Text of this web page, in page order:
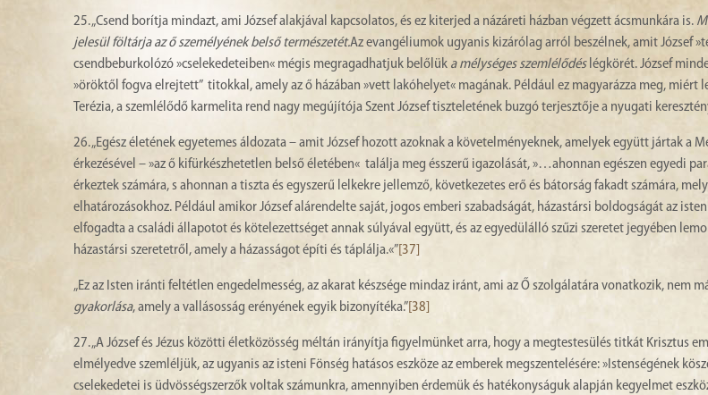
25. „Csend borítja mindazt, ami József alakjával kapcsolatos, és ez kiterjed a názáreti házban végzett ácsmunkára is.
jelesül föltárja az ő személyének belső természetét.Az evangéliumok ugyanis kizárólag arról beszélnek, amit József
csendbeburkolózó »cselekedeteiben« mégis megragadhatjuk belőlük a mélységes szemlélődéslégkörét. József
»öröktől fogva elrejtett” titokkal, amely az ő házában »vett lakóhelyet« magának. Például ez magyarázza meg, miért
Terézia, a szemlélődő karmelita rend nagy megújítója Szent József tiszteletének buzgó terjesztője a nyugati
26. „Egész életének egyetemes áldozata – amit József hozott azoknak a követelményeknek, amelyek együtt jártak a
érkezésével – »az ő kifürkészhetetlen belső életében« találja meg ésszerű igazolását, »…ahonnan egészen egyedi
érkeztek számára, s ahonnan a tiszta és egyszerű lelkekre jellemző, következetes erő és bátorság fakadt számára,
elhatározásokhoz. Például amikor József alárendelte saját, jogos emberi szabadságát, házastársi boldogságát az
elfogadta a családi állapotot és kötelezettséget annak súlyával együtt, és az egyedülálló szűzi szeretet jegyében
házastársi szeretetről, amely a házasságot építi és táplálja.«” [37]
„Ez az Isten iránti feltétlen engedelmesség, az akarat készsége mindaz iránt, ami az Ő szolgálatára vonatkozik, nem
gyakorlása, amely a vallásosság erényének egyik bizonyítéka.” [38]
27. „A József és Jézus közötti életközösség méltán irányítja figyelmünket arra, hogy a megtestesülés titkát Krisztus
elmélyedve szemléljük, az ugyanis az isteni Fönség hatásos eszköze az emberek megszentelésére: »Istenségének
cselekedetei is üdvösségszerzők voltak számunkra, amennyiben érdemük és hatékonyságuk alapján kegyelmet